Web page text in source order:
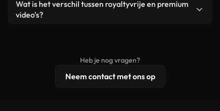
een losstaand product.
remixen. Zorg er wel voor dat het eindproduct
Wat is het verschil tussen royaltyvrije en premium
video's?
licentiebescherming omvat.
Heb je nog vragen?
Neem contact met ons op